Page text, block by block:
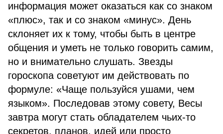
информация может оказаться как со знаком
«плюс», так и со знаком «минус». День
склоняет их к тому, чтобы быть в центре
общения и уметь не только говорить самим,
но и внимательно слушать. Звезды
гороскопа советуют им действовать по
формуле: «Чаще пользуйся ушами, чем
языком». Последовав этому совету, Весы
завтра могут стать обладателем чьих-то
секретов, планов, идей или просто